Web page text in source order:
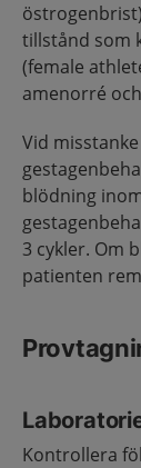
tillstånd som
(female
amenorré
Vid
blödning
3 cykler. Om
patienten
Kontrollera